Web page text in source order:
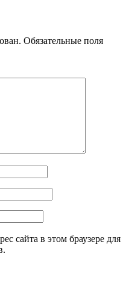
Обязательные поля
сайта в этом браузере для